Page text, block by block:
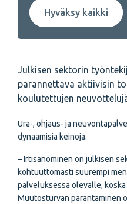
Hyväksy kaikki
Julkisen sektorin
parannettava aktiivisin
koulutettujen
Ura-, ohjaus- ja
dynaamisia keinoja.
– Irtisanominen on julkisen
kohtuuttomasti suurempi
palveluksessa olevalle,
Muutosturvan parantaminen